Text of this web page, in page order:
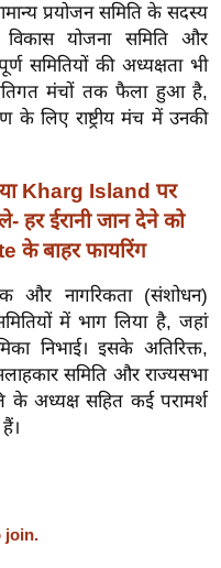
प्रयोजन समिति के सदस्य
विकास योजना समिति और
समितियों की अध्यक्षता भी
मंचों तक फैला हुआ है,
लिए राष्ट्रीय मंच में उनकी
Kharg Island पर
हर ईरानी जान देने को
के बाहर फायरिंग
और नागरिकता (संशोधन)
में भाग लिया है, जहां
निभाई। इसके अतिरिक्त,
समिति और राज्यसभा
के अध्यक्ष सहित कई परामर्श
join.